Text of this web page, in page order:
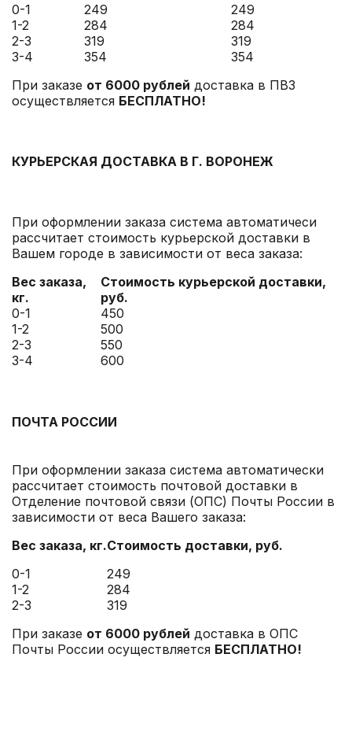
0-1
249
249
1-2
284
284
2-3
319
319
3-4
354
354
При заказе от 6000 рублей доставка в ПВЗ
осуществляется БЕСПЛАТНО!
КУРЬЕРСКАЯ ДОСТАВКА В Г. ВОРОНЕЖ
При оформлении заказа система автоматичеси
рассчитает стоимость курьерской доставки в
Вашем городе в зависимости от веса заказа:
Вес заказа,
кг.
Стоимость курьерской доставки,
руб.
0-1
450
1-2
500
2-3
550
3-4
600
ПОЧТА РОССИИ
При оформлении заказа система автоматически
рассчитает стоимость почтовой доставки в
Отделение почтовой связи (ОПС) Почты России в
зависимости от веса Вашего заказа:
Вес заказа, кг.Стоимость доставки, руб.
0-1
249
1-2
284
2-3
319
При заказе от 6000 рублей доставка в ОПС
Почты России осуществляется БЕСПЛАТНО!